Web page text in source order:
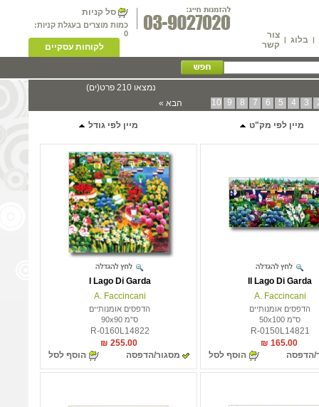
| בלוג | צור
קשר
סל קניות
כמות מוצרים בעגלת קניות:
0
לקוחות עסקיים
נמצאו 210 פרט(ים)
3
4
5
6
7
8
9
10 הבא »
מיין לפי מק"ט מיין לפי גודל
II Lago Di Garda
A. Faccincani
הדפסים אומנותיים
ס"מ 50x100
R-0150L14821
165.00 ₪
הדפסה
הוסף לסל
I Lago Di Garda
A. Faccincani
הדפסים אומנותיים
ס"מ 90x90
R-0160L14822
255.00 ₪
מסגור/הדפסה
הוסף לסל